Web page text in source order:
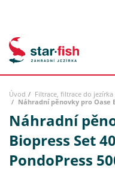
Úvod Filtrace, filtrace do jezírka
Náhradní pěnovky pro Oase
Náhradní
Biopress Set
PondoPress